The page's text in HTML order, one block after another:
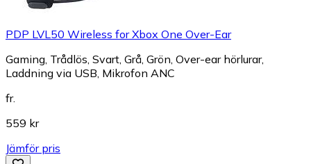
PDP LVL50 Wireless for Xbox One Over-Ear
Gaming, Trådlös, Svart, Grå, Grön, Over-ear hörlurar,
Laddning via USB, Mikrofon ANC
fr.
559 kr
Jämför pris